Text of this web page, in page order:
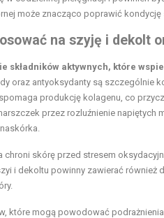
może znacząco poprawić kondycję
na szyję i dekolt
składników aktywnych, które
oraz antyoksydanty są szczególnie
produkcję kolagenu, co
przez rozluźnienie napiętych
chroni skórę przed stresem
i dekoltu powinny zawierać również
które mogą powodować